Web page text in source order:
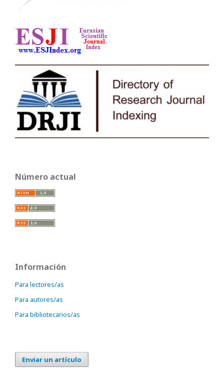
Número actual
Información
Para lectores/as
Para autores/as
Para bibliotecarios/as
Enviar un artículo